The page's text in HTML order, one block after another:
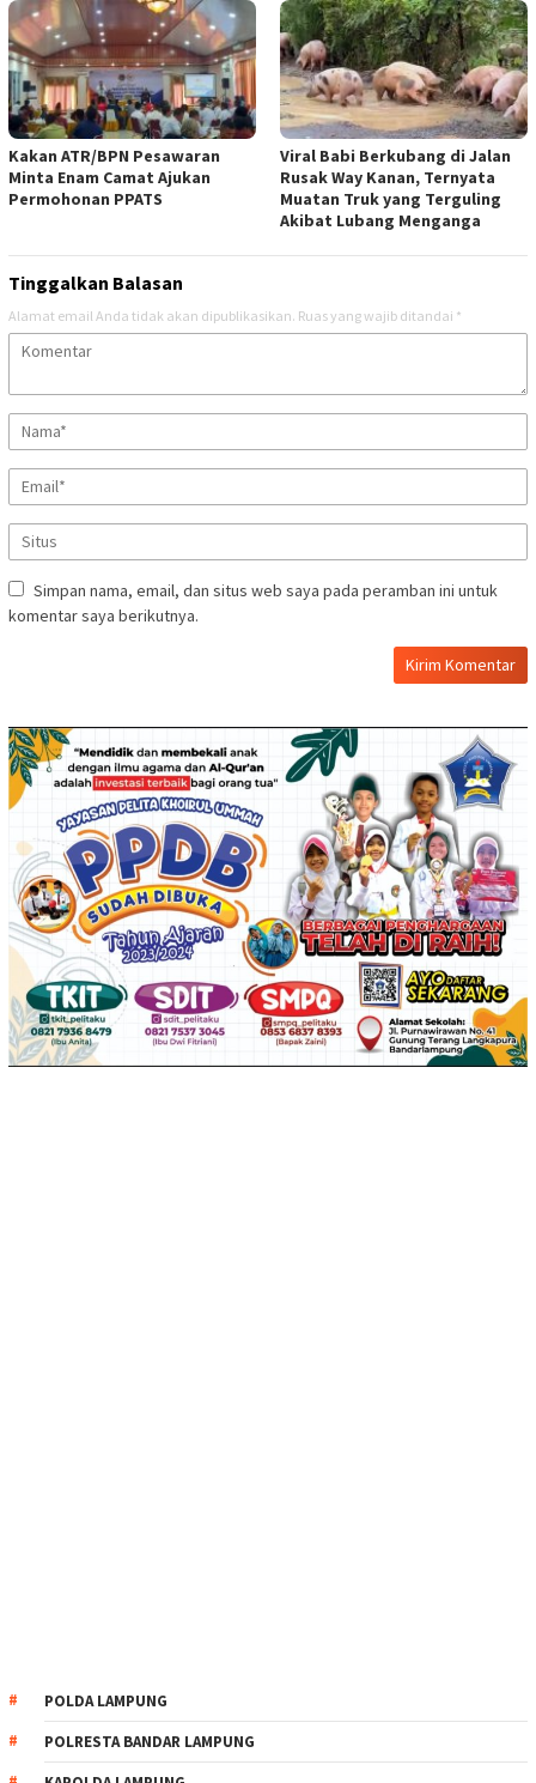
Kakan ATR/BPN Pesawaran
Minta Enam Camat Ajukan
Permohonan PPATS
Viral Babi Berkubang di Jalan
Rusak Way Kanan, Ternyata
Muatan Truk yang Terguling
Akibat Lubang Menganga
Tinggalkan Balasan
Alamat email Anda tidak akan dipublikasikan. Ruas yang wajib ditandai *
Simpan nama, email, dan situs web saya pada peramban ini untuk
komentar saya berikutnya.
POLDA LAMPUNG
POLRESTA BANDAR LAMPUNG